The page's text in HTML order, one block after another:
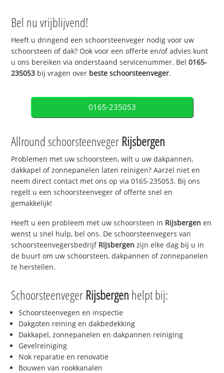
Bel nu vrijblijvend!
Heeft u dringend een schoorsteenveger nodig voor uw
schoorsteen of dak? Ook voor een offerte en/of advies kunt
u ons bereiken via onderstaand servicenummer. Bel0165-
235053 bij vragen over beste schoorsteenveger.
0165-235053
Allround schoorsteenveger Rijsbergen
Problemen met uw schoorsteen, wilt u uw dakpannen,
dakkapel of zonnepanelen laten reinigen? Aarzel niet en
neem direct contact met ons op via 0165-235053. Bij ons
regelt u een schoorsteenveger of offerte snel en
gemakkelijk!
Heeft u een probleem met uw schoorsteen in Rijsbergen en
wenst u snel hulp, bel ons. De schoorsteenvegers van
schoorsteenvegersbedrijf Rijsbergen zijn elke dag bij u in
de buurt om uw schoorsteen, dakpannen of zonnepanelen
te herstellen.
Schoorsteenveger Rijsbergen helpt bij:
Schoorsteenvegen en inspectie
Dakgoten reining en dakbedekking
Dakkapel, zonnepanelen en dakpannen reiniging
Gevelreiniging
Nok reparatie en renovatie
Bouwen van rookkanalen